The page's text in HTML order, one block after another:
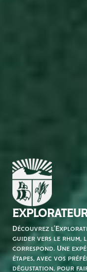
Découvrez
guider vers le rhum,
correspond. Une
étapes, avec vos
dégustation, pour